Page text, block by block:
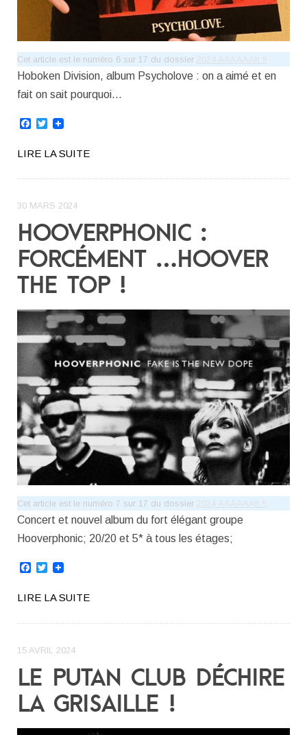
Cet article est le numéro 6 sur 17 du dossier 2024 AAAAAAh !!
Hoboken Division, album Psycholove : on a aimé et en
fait on sait pourquoi…
Facebook
Twitter
LIRE LA SUITE
30 MARS 2024
HOOVERPHONIC :
FORCÉMENT …HOOVER
THE TOP !
Cet article est le numéro 7 sur 17 du dossier 2024 AAAAAAh !!
Concert et nouvel album du fort élégant groupe
Hooverphonic; 20/20 et 5* à tous les étages;
Facebook
Twitter
LIRE LA SUITE
15 AVRIL 2024
LE PUTAN CLUB DÉCHIRE
LA GRISAILLE !